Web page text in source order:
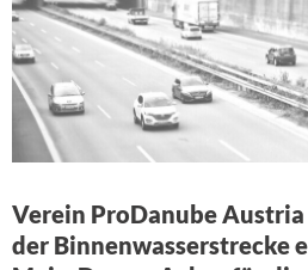
Verein ProDanube
der Binnenwasserstrecke